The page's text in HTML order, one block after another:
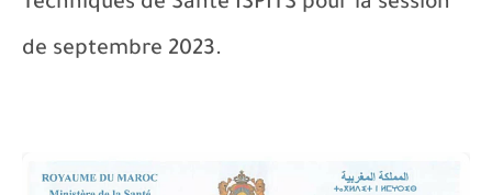
de septembre 2023.